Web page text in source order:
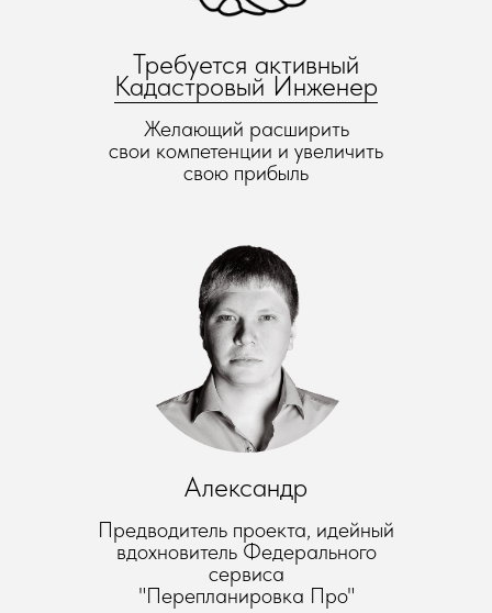
Требуется активный
Кадастровый Инженер
Желающий расширить
свои компетенции и увеличить
свою прибыль
Александр
Предводитель проекта, идейный
вдохновитель Федерального
сервиса
"Перепланировка Про"